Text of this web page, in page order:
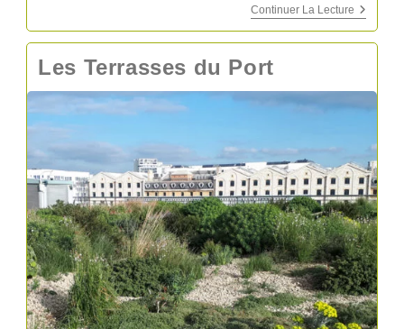
Continuer La LectureMusée
Fernand
Léger
Les Terrasses du Port